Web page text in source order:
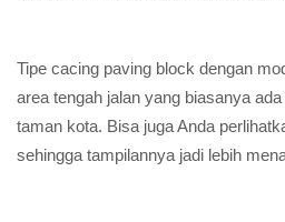
Tipe cacing paving block dengan
area tengah jalan yang biasanya
taman kota. Bisa juga Anda
sehingga tampilannya jadi lebih